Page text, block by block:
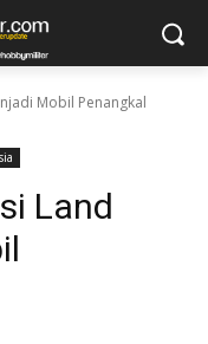
Mobil Penangkal
Land